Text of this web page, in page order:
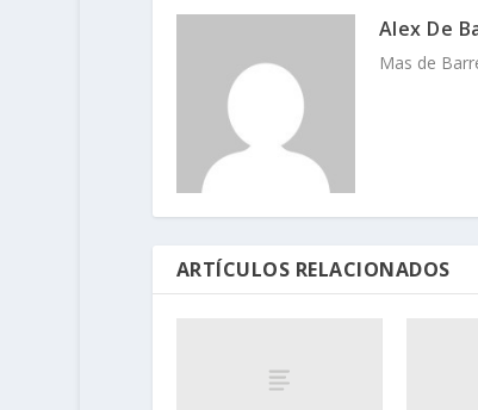
Alex De
Mas de
ARTÍCULOS RELACIONADOS